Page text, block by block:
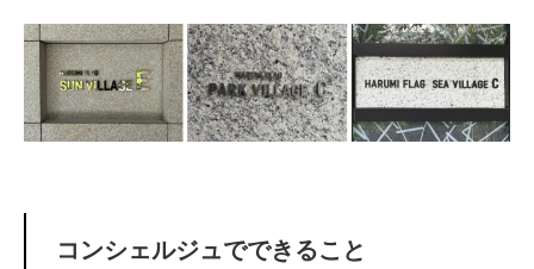
コンシェルジュでできること